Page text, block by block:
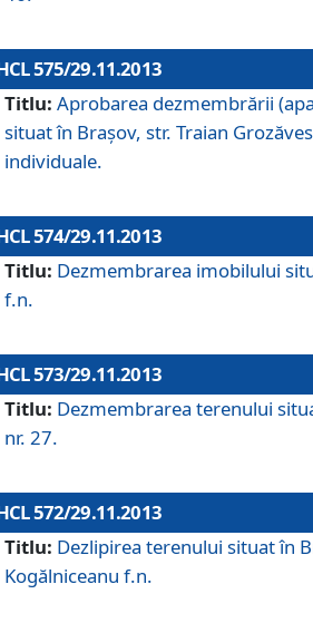
575/29.11.2013
Titlu: Aprobarea dezmembrării
situat în Braşov, str. Traian
individuale.
574/29.11.2013
Titlu: Dezmembrarea imobilului
f.n.
573/29.11.2013
Titlu: Dezmembrarea terenului
nr. 27.
572/29.11.2013
Titlu: Dezlipirea terenului situat în
Kogălniceanu f.n.